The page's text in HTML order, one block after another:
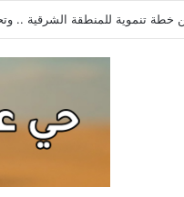
الإلكترونية يستعيد سطوته ..